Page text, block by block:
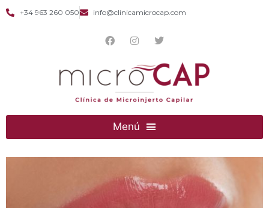
+34 963 260 050 info@clinicamicrocap.com